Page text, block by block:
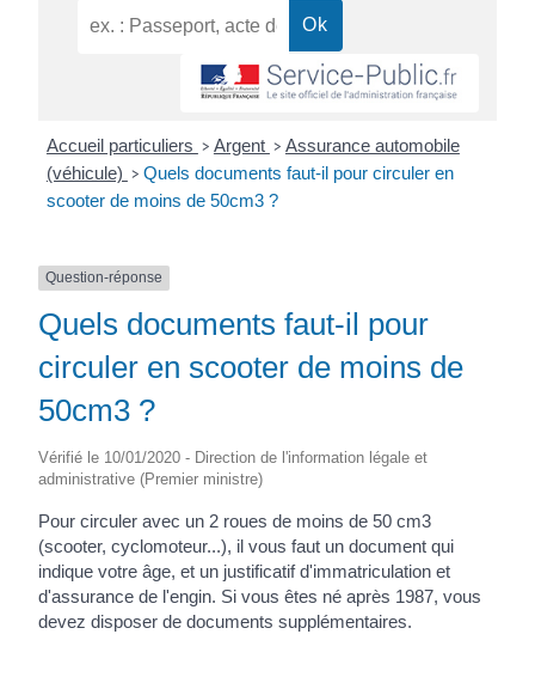
Accueil particuliers > Argent > Assurance automobile
(véhicule) > Quels documents faut-il pour circuler en
scooter de moins de 50cm3 ?
Question-réponse
Quels documents faut-il pour
circuler en scooter de moins de
50cm3 ?
Vérifié le 10/01/2020 - Direction de l'information légale et
administrative (Premier ministre)
Pour circuler avec un 2 roues de moins de 50 cm3
(scooter, cyclomoteur...), il vous faut un document qui
indique votre âge, et un justificatif d'immatriculation et
d'assurance de l'engin. Si vous êtes né après 1987, vous
devez disposer de documents supplémentaires.